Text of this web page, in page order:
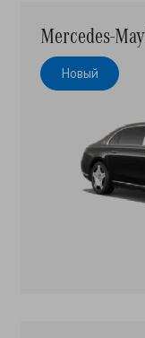
Mercedes-
Новый